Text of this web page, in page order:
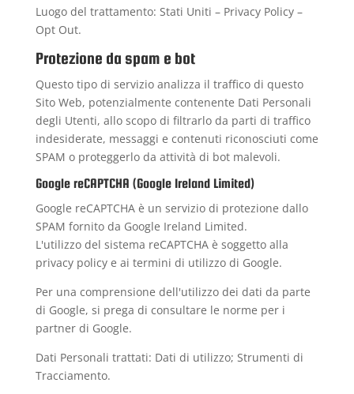
Luogo del trattamento: Stati Uniti – Privacy Policy–
Opt Out.
Protezione da spam e bot
Questo tipo di servizio analizza il traffico di questo
Sito Web, potenzialmente contenente Dati Personali
degli Utenti, allo scopo di filtrarlo da parti di traffico
indesiderate, messaggi e contenuti riconosciuti come
SPAM o proteggerlo da attività di bot malevoli.
Google reCAPTCHA (Google Ireland Limited)
Google reCAPTCHA è un servizio di protezione dallo
SPAM fornito da Google Ireland Limited.
L'utilizzo del sistema reCAPTCHA è soggetto alla
privacy policye ai termini di utilizzodi Google.
Per una comprensione dell'utilizzo dei dati da parte
di Google, si prega di consultare le norme per i
partner di Google.
Dati Personali trattati: Dati di utilizzo; Strumenti di
Tracciamento.